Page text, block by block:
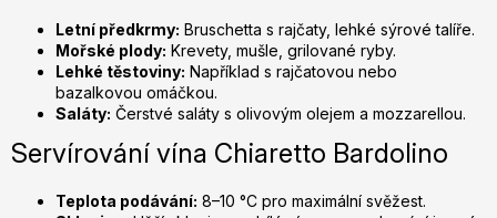
Letní předkrmy: Bruschetta s rajčaty, lehké sýrové talíře.
Mořské plody: Krevety, mušle, grilované ryby.
Lehké těstoviny: Například s rajčatovou nebo
bazalkovou omáčkou.
Saláty: Čerstvé saláty s olivovým olejem a mozzarellou.
Servírování vína Chiaretto Bardolino
Teplota podávání: 8–10 °C pro maximální svěžest.